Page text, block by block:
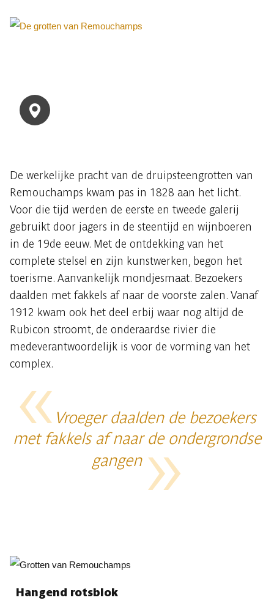
De werkelijke pracht van de druipsteengrotten van
Remouchamps kwam pas in 1828 aan het licht.
Voor die tijd werden de eerste en tweede galerij
gebruikt door jagers in de steentijd en wijnboeren
in de 19de eeuw. Met de ontdekking van het
complete stelsel en zijn kunstwerken, begon het
toerisme. Aanvankelijk mondjesmaat. Bezoekers
daalden met fakkels af naar de voorste zalen. Vanaf
1912 kwam ook het deel erbij waar nog altijd de
Rubicon stroomt, de onderaardse rivier die
medeverantwoordelijk is voor de vorming van het
complex.
Vroeger daalden de bezoekers
met fakkels af naar de ondergrondse
gangen
Hangend rotsblok